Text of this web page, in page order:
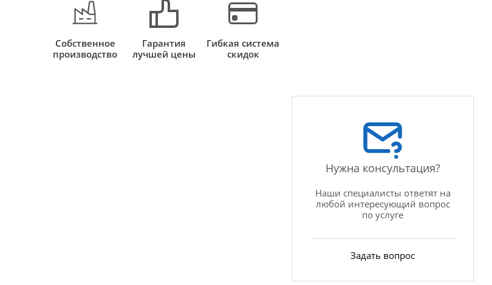
Собственное
производство
Гарантия
лучшей цены
Гибкая система
скидок
Нужна консультация?
Наши специалисты ответят на
любой интересующий вопрос
по услуге
Задать вопрос